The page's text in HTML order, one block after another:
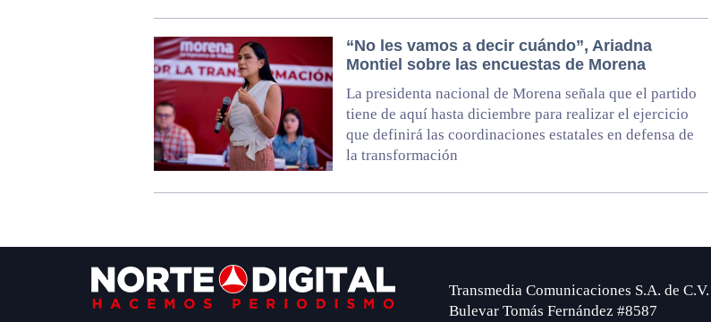
“No les vamos a decir cuándo”, Ariadna
Montiel sobre las encuestas de Morena
La presidenta nacional de Morena señala que el partido
tiene de aquí hasta diciembre para realizar el ejercicio
que definirá las coordinaciones estatales en defensa de
la transformación
Transmedia Comunicaciones S.A. de C.V.
Bulevar Tomás Fernández #8587